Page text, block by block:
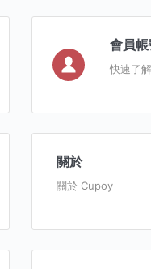
會員
快速了
關於
關於 Cupoy